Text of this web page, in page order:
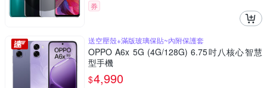
券
送空壓殼+滿版玻璃保貼~內附保護套
OPPO A6x 5G (4G/128G) 6.75吋八核心智慧
型手機
$4,990